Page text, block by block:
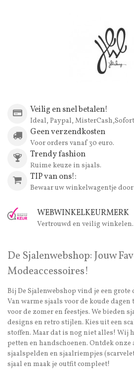
Veilig en snel betalen!
Ideal, Paypal,
Geen verzendkosten
Voor orders vanaf 30 euro.
Trendy fashion
Ruime keuze in sjaals.
TIP van ons!:
Bewaar uw winkelwagentje
WEBWINKELKEURMERK
Vertrouwd en veilig winkelen.
De Sjalenwebshop: Jouw
Modeaccessoires!
Bij De Sjalenwebshop vind je een
Van warme sjaals voor de koude
voor de zomer en feestjes. We bieden
designs en retro stijlen. Kies uit een
stoffen. Maar dat is nog niet alles! Wij
petten en handschoenen. Ontdek onze
sjaalspelden en sjaalriempjes
sjaal en maak je outfit compleet!